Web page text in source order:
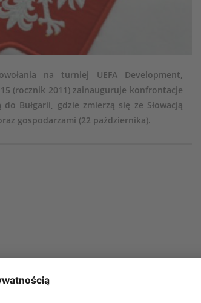
na turniej UEFA Development,
(rocznik 2011) zainauguruje konfrontacje
Bułgarii, gdzie zmierzą się ze Słowacją
gospodarzami (22 października).